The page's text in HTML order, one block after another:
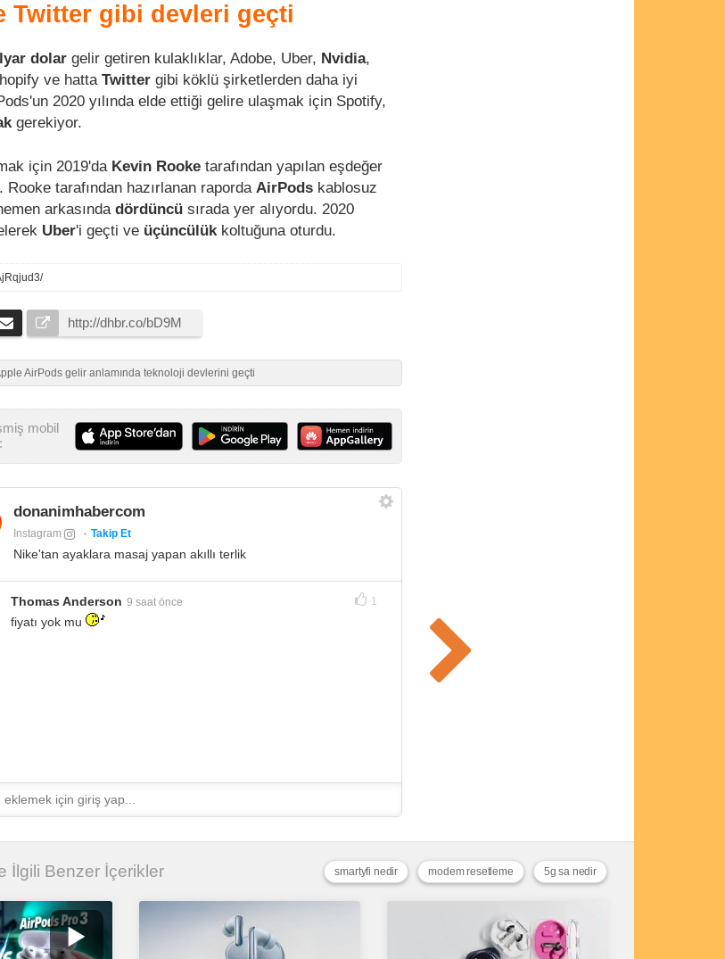
Twitter gibi devleri geçti
dolar gelir getiren kulaklıklar, Adobe, Uber, Nvidia,
ve hatta Twitter gibi köklü şirketlerden daha iyi
2020 yılında elde ettiği gelire ulaşmak için Spotify,
gerekiyor.
için 2019'da Kevin Rooke tarafından yapılan eşdeğer
Rooke tarafından hazırlanan rapordaAirPods kablosuz
arkasındadördüncü sırada yer alıyordu. 2020
Uber'i geçti ve üçüncülükkoltuğuna oturdu.
AirPods gelir anlamında teknoloji devlerini geçti
mobil
donanimhabercom
Instagram Takip Et
Nike'tan ayaklara masaj yapan akıllı terlik
Thomas Anderson 9 saat önce 1
fiyatı yok mu
İlgili Benzer İçerikler 5g sa nedir
modem resetleme
smartyfi nedir